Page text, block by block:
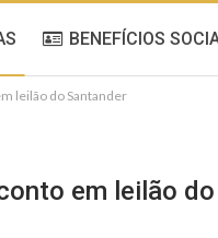
BENEFÍCIOS
leilão do Santander
em leilão